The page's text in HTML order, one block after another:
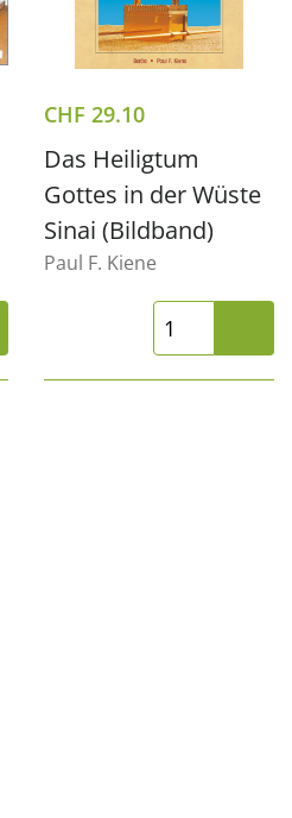
CHF 29.10
Das Heiligtum
Gottes in der Wüste
Sinai (Bildband)
Paul F. Kiene